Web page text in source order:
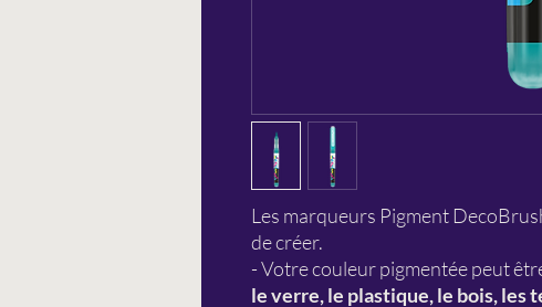
Les marqueurs Pigment
de créer.
- Votre couleur pigmentée peut
le verre, le plastique, le bois, les